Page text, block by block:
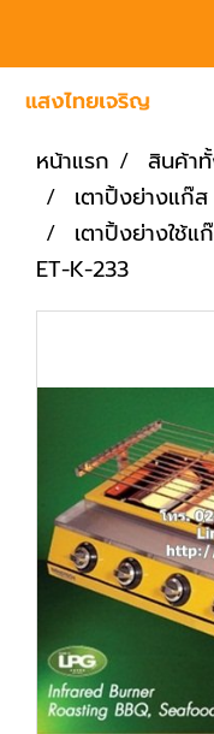
หน้าแรก สินค้า
เตาปิ้งย่างแก๊ส
เตาปิ้งย่างใช้
ET-K-233